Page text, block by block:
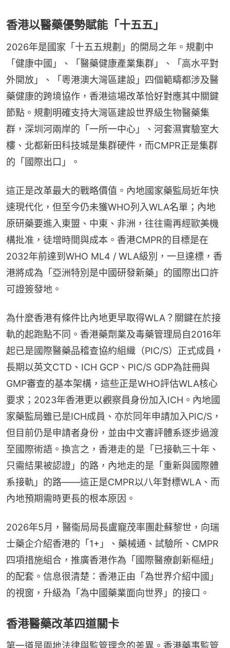
香港以醫藥優勢賦能「十五五」
2026年是國家「十五五規劃」的開局之年。規劃中
「健康中國」、「醫藥健康產業集群」、「高水平對
外開放」、「粵港澳大灣區建設」四個範疇都涉及醫
藥健康的跨境協作，香港這場改革恰好對應其中關鍵
節點。規劃明確支持大灣區建設世界級生物醫藥集
群，深圳河兩岸的「一所一中心」、河套濕實驗室大
樓、北都新田科技城是集群硬件，而CMPR正是集群
的「國際出口」。
這正是改革最大的戰略價值。內地國家藥監局近年快
速現代化，但至今仍未獲WHO列入WLA名單；內地
原研藥要進入東盟、中東、非洲，往往需再經歐美機
構批准，徒增時間與成本。香港CMPR的目標是在
2032年前達到WHO ML4 / WLA級別，一旦達標，香
港將成為「亞洲特別是中國研發新藥」的國際出口許
可證簽發地。
為什麼香港有條件比內地更早取得WLA？關鍵在於接
軌的起跑點不同。香港藥劑業及毒藥管理局自2016年
起已是國際醫藥品稽查協約組織（PIC/S）正式成員，
長期以英文CTD、ICH GCP、PIC/S GDP為註冊與
GMP審查的基本架構，這些正是WHO評估WLA核心
要求；2023年香港更以觀察員身份加入ICH。內地國
家藥監局雖已是ICH成員、亦於同年申請加入PIC/S，
但目前仍是申請者身份，並由中文審評體系逐步過渡
至國際術語。換言之，香港走的是「已接軌三十年、
只需結果被認證」的路，內地走的是「重新與國際體
系接軌」的路——這正是CMPR以八年對標WLA、而
內地預期需時更長的根本原因。
2026年5月，醫衞局局長盧寵茂率團赴蘇黎世，向瑞
士藥企介紹香港的「1+」、藥械通、試驗所、CMPR
四項措施組合，推廣香港作為「國際醫療創新樞紐」
的配套。信息很清楚：香港正由「為世界介紹中國」
的視窗，升級為「為中國藥業面向世界」的接口。
香港醫藥改革四道關卡
第一道是兩地法律與監管理念的差異。香港藥事監管